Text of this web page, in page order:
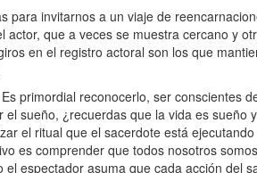
para invitarnos a un viaje de
actor, que a veces se muestra cercano y
en el registro actoral son los que
primordial reconocerlo, ser conscientes
sueño, ¿recuerdas que la vida es
el ritual que el sacerdote está
es comprender que todos nosotros
espectador asuma que cada acción del